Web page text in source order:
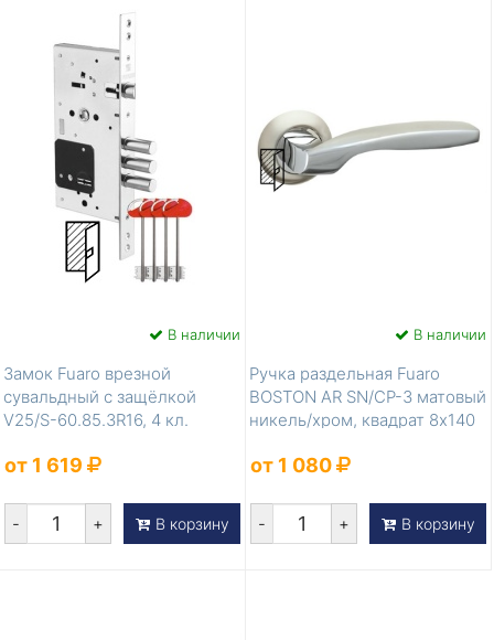
В наличии
Замок Fuaro врезной
сувальдный с защёлкой
V25/S-60.85.3R16, 4 кл.
от 1 619
- + В корзину
В наличии
Ручка раздельная Fuaro
BOSTON AR SN/CP-3 матовый
никель/хром, квадрат 8x140
от 1 080
- + В корзину